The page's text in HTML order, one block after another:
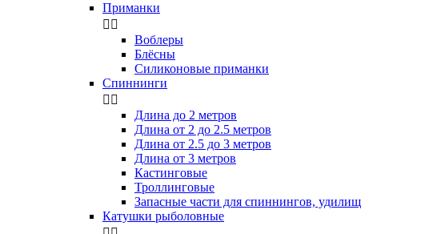
Приманки
 
Воблеры
Блёсны
Силиконовые приманки
Спиннинги
 
Длина до 2 метров
Длина от 2 до 2.5 метров
Длина от 2.5 до 3 метров
Длина от 3 метров
Кастинговые
Троллинговые
Запасные части для спиннингов, удилищ
Катушки рыболовные